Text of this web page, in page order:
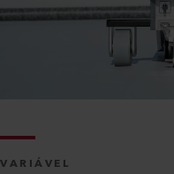
VARIÁVEL